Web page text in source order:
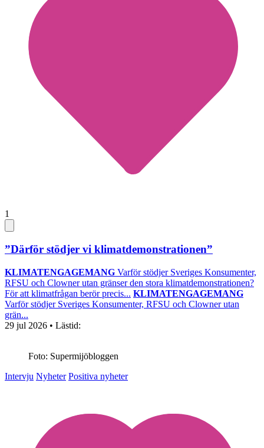
1
”Därför stödjer vi klimatdemonstrationen”
KLIMATENGAGEMANG Varför stödjer Sveriges Konsumenter,
RFSU och Clowner utan gränser den stora klimatdemonstrationen?
För att klimatfrågan berör precis... KLIMATENGAGEMANG
Varför stödjer Sveriges Konsumenter, RFSU och Clowner utan
grän...
29 jul 2026 • Lästid:
Foto: Supermijöbloggen
Intervju Nyheter Positiva nyheter